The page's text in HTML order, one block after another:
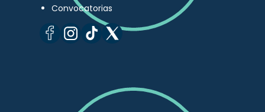
Convocatorias